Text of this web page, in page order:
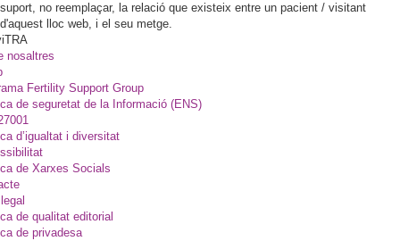
suport, no reemplaçar, la relació que existeix entre un pacient / visitant
d'aquest lloc web, i el seu metge.
nosaltres
Fertility Support Group
de seguretat de la Informació (ENS)
d’igualtat i diversitat
de Xarxes Socials
de qualitat editorial
de privadesa